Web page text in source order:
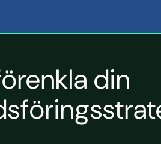
din